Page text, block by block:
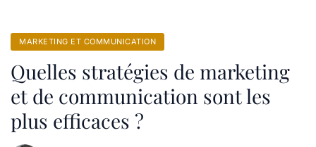
MARKETING ET COMMUNICATION
Quelles stratégies de marketing
et de communication sont les
plus efficaces ?